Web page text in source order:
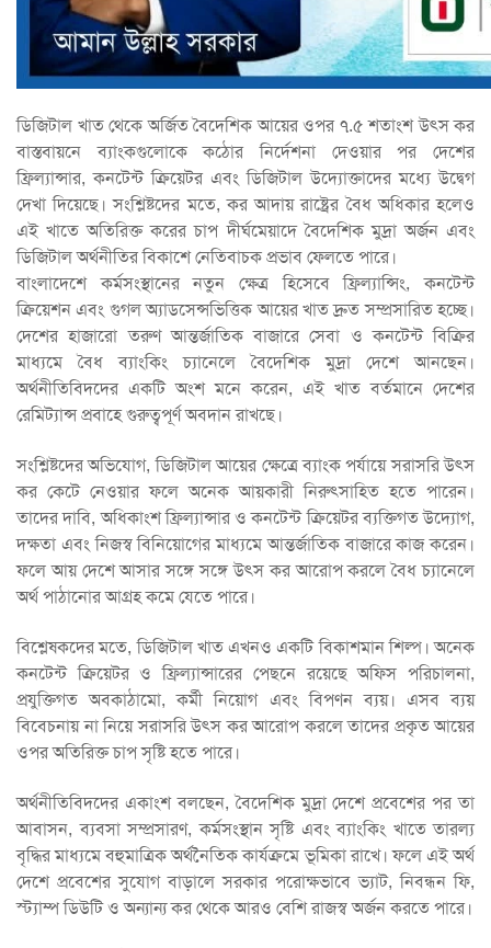
ডিজিটাল খাত থেকে অর্জিত বৈদেশিক আয়ের ওপর ৭.৫ শতাংশ উৎস কর
বাস্তবায়নে ব্যাংকগুলোকে কঠোর নির্দেশনা দেওয়ার পর দেশের
ফ্রিল্যান্সার, কনটেন্ট ক্রিয়েটর এবং ডিজিটাল উদ্যোক্তাদের মধ্যে উদ্বেগ
দেখা দিয়েছে। সংশ্লিষ্টদের মতে, কর আদায় রাষ্ট্রের বৈধ অধিকার হলেও
এই খাতে অতিরিক্ত করের চাপ দীর্ঘমেয়াদে বৈদেশিক মুদ্রা অর্জন এবং
ডিজিটাল অর্থনীতির বিকাশে নেতিবাচক প্রভাব ফেলতে পারে।
বাংলাদেশে কর্মসংস্থানের নতুন ক্ষেত্র হিসেবে ফ্রিল্যান্সিং, কনটেন্ট
ক্রিয়েশন এবং গুগল অ্যাডসেন্সভিত্তিক আয়ের খাত দ্রুত সম্প্রসারিত হচ্ছে।
দেশের হাজারো তরুণ আন্তর্জাতিক বাজারে সেবা ও কনটেন্ট বিক্রির
মাধ্যমে বৈধ ব্যাংকিং চ্যানেলে বৈদেশিক মুদ্রা দেশে আনছেন।
অর্থনীতিবিদদের একটি অংশ মনে করেন, এই খাত বর্তমানে দেশের
রেমিট্যান্স প্রবাহে গুরুত্বপূর্ণ অবদান রাখছে।
সংশ্লিষ্টদের অভিযোগ, ডিজিটাল আয়ের ক্ষেত্রে ব্যাংক পর্যায়ে সরাসরি উৎস
কর কেটে নেওয়ার ফলে অনেক আয়কারী নিরুৎসাহিত হতে পারেন।
তাদের দাবি, অধিকাংশ ফ্রিল্যান্সার ও কনটেন্ট ক্রিয়েটর ব্যক্তিগত উদ্যোগ,
দক্ষতা এবং নিজস্ব বিনিয়োগের মাধ্যমে আন্তর্জাতিক বাজারে কাজ করেন।
ফলে আয় দেশে আসার সঙ্গে সঙ্গে উৎস কর আরোপ করলে বৈধ চ্যানেলে
অর্থ পাঠানোর আগ্রহ কমে যেতে পারে।
বিশ্লেষকদের মতে, ডিজিটাল খাত এখনও একটি বিকাশমান শিল্প। অনেক
কনটেন্ট ক্রিয়েটর ও ফ্রিল্যান্সারের পেছনে রয়েছে অফিস পরিচালনা,
প্রযুক্তিগত অবকাঠামো, কর্মী নিয়োগ এবং বিপণন ব্যয়। এসব ব্যয়
বিবেচনায় না নিয়ে সরাসরি উৎস কর আরোপ করলে তাদের প্রকৃত আয়ের
ওপর অতিরিক্ত চাপ সৃষ্টি হতে পারে।
অর্থনীতিবিদদের একাংশ বলছেন, বৈদেশিক মুদ্রা দেশে প্রবেশের পর তা
আবাসন, ব্যবসা সম্প্রসারণ, কর্মসংস্থান সৃষ্টি এবং ব্যাংকিং খাতে তারল্য
বৃদ্ধির মাধ্যমে বহুমাত্রিক অর্থনৈতিক কার্যক্রমে ভূমিকা রাখে। ফলে এই অর্থ
দেশে প্রবেশের সুযোগ বাড়ালে সরকার পরোক্ষভাবে ভ্যাট, নিবন্ধন ফি,
স্ট্যাম্প ডিউটি ও অন্যান্য কর থেকে আরও বেশি রাজস্ব অর্জন করতে পারে।